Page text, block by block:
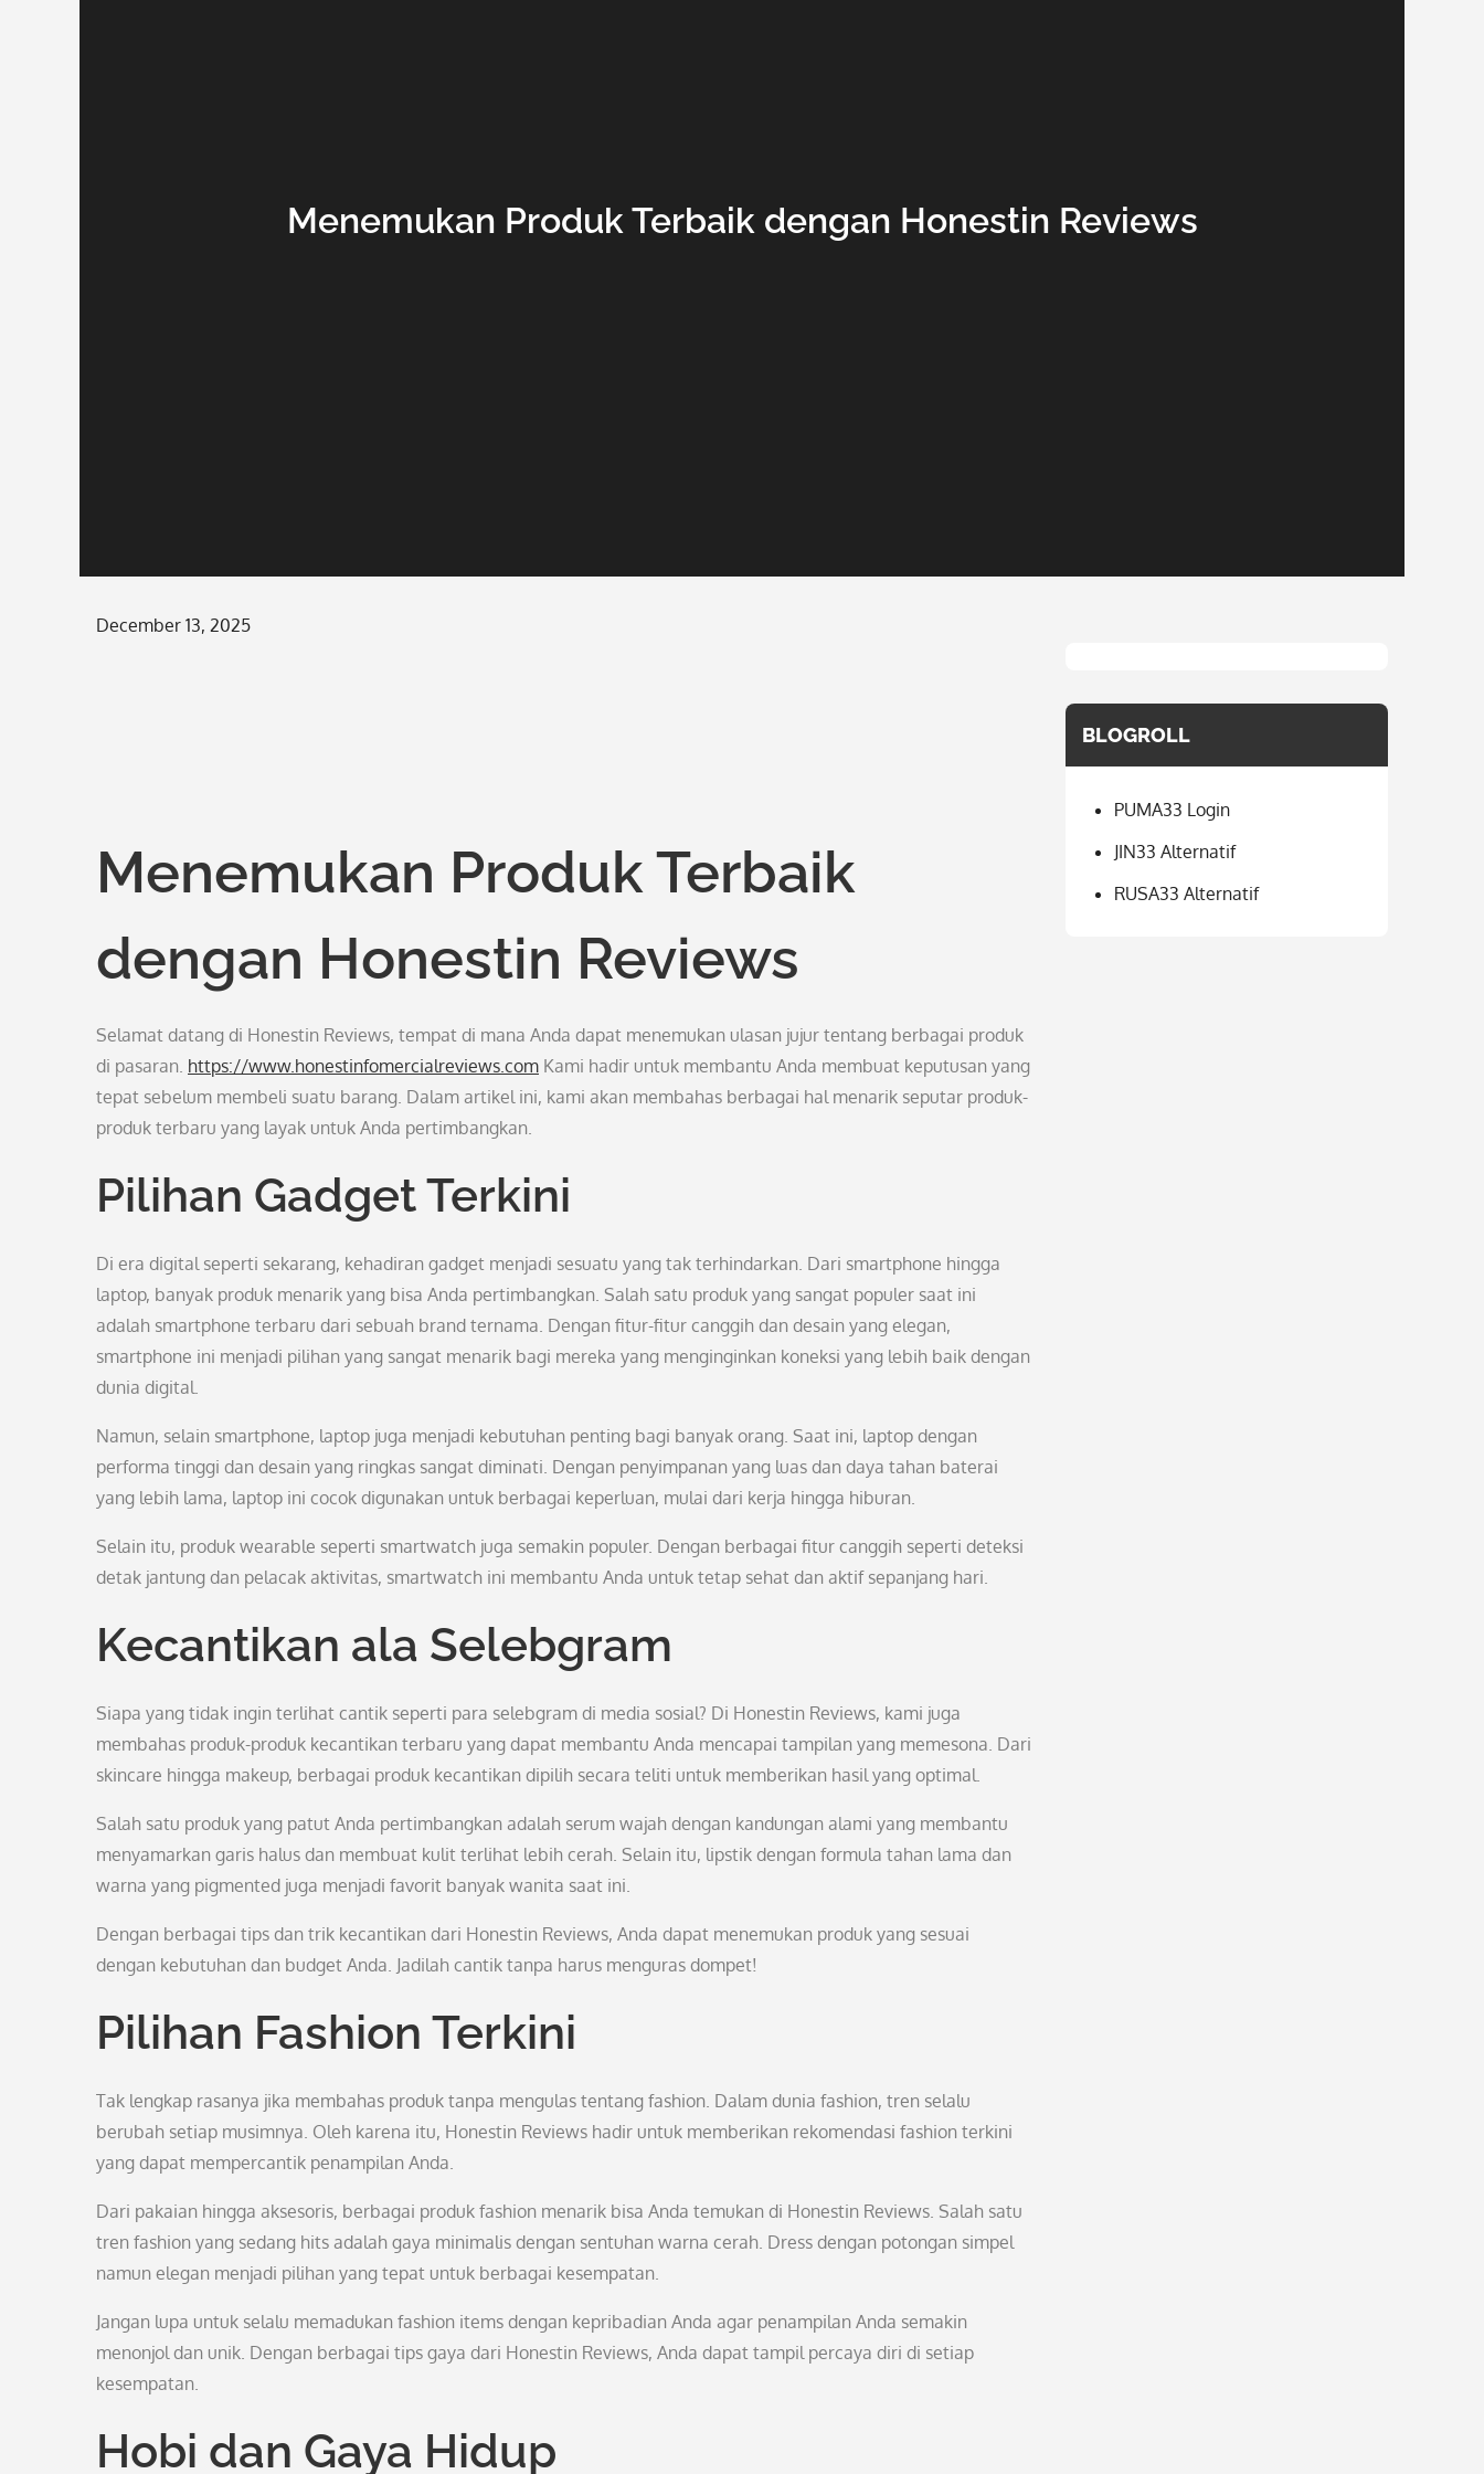
Menemukan Produk Terbaik dengan Honestin Reviews
Posted
December 13, 2025
Menemukan Produk Terbaik
dengan Honestin Reviews
Selamat datang di Honestin Reviews, tempat di mana Anda dapat menemukan ulasan jujur tentang berbagai produk
di pasaran. https://www.honestinfomercialreviews.com Kami hadir untuk membantu Anda membuat keputusan yang
tepat sebelum membeli suatu barang. Dalam artikel ini, kami akan membahas berbagai hal menarik seputar produk-
produk terbaru yang layak untuk Anda pertimbangkan.
Pilihan Gadget Terkini
Di era digital seperti sekarang, kehadiran gadget menjadi sesuatu yang tak terhindarkan. Dari smartphone hingga
laptop, banyak produk menarik yang bisa Anda pertimbangkan. Salah satu produk yang sangat populer saat ini
adalah smartphone terbaru dari sebuah brand ternama. Dengan fitur-fitur canggih dan desain yang elegan,
smartphone ini menjadi pilihan yang sangat menarik bagi mereka yang menginginkan koneksi yang lebih baik dengan
dunia digital.
Namun, selain smartphone, laptop juga menjadi kebutuhan penting bagi banyak orang. Saat ini, laptop dengan
performa tinggi dan desain yang ringkas sangat diminati. Dengan penyimpanan yang luas dan daya tahan baterai
yang lebih lama, laptop ini cocok digunakan untuk berbagai keperluan, mulai dari kerja hingga hiburan.
Selain itu, produk wearable seperti smartwatch juga semakin populer. Dengan berbagai fitur canggih seperti deteksi
detak jantung dan pelacak aktivitas, smartwatch ini membantu Anda untuk tetap sehat dan aktif sepanjang hari.
Kecantikan ala Selebgram
Siapa yang tidak ingin terlihat cantik seperti para selebgram di media sosial? Di Honestin Reviews, kami juga
membahas produk-produk kecantikan terbaru yang dapat membantu Anda mencapai tampilan yang memesona. Dari
skincare hingga makeup, berbagai produk kecantikan dipilih secara teliti untuk memberikan hasil yang optimal.
Salah satu produk yang patut Anda pertimbangkan adalah serum wajah dengan kandungan alami yang membantu
menyamarkan garis halus dan membuat kulit terlihat lebih cerah. Selain itu, lipstik dengan formula tahan lama dan
warna yang pigmented juga menjadi favorit banyak wanita saat ini.
Dengan berbagai tips dan trik kecantikan dari Honestin Reviews, Anda dapat menemukan produk yang sesuai
dengan kebutuhan dan budget Anda. Jadilah cantik tanpa harus menguras dompet!
Pilihan Fashion Terkini
Tak lengkap rasanya jika membahas produk tanpa mengulas tentang fashion. Dalam dunia fashion, tren selalu
berubah setiap musimnya. Oleh karena itu, Honestin Reviews hadir untuk memberikan rekomendasi fashion terkini
yang dapat mempercantik penampilan Anda.
Dari pakaian hingga aksesoris, berbagai produk fashion menarik bisa Anda temukan di Honestin Reviews. Salah satu
tren fashion yang sedang hits adalah gaya minimalis dengan sentuhan warna cerah. Dress dengan potongan simpel
namun elegan menjadi pilihan yang tepat untuk berbagai kesempatan.
Jangan lupa untuk selalu memadukan fashion items dengan kepribadian Anda agar penampilan Anda semakin
menonjol dan unik. Dengan berbagai tips gaya dari Honestin Reviews, Anda dapat tampil percaya diri di setiap
kesempatan.
Hobi dan Gaya Hidup
BLOGROLL
PUMA33 Login
JIN33 Alternatif
RUSA33 Alternatif